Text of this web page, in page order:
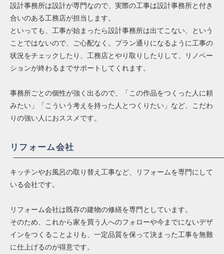
設計事務所は設計が専門なので、実際の工事は設計事務所と付き
合いのある工務店が担当します。
といっても、工事が始まったら設計事務所は出てこない、という
ことではないので、ご心配なく。プラン通りになるように工事の
状況をチェックしたり、工務店とやり取りしたりして、リノベー
ションが終わるまでサポートしてくれます。
事務所ごとの個性が強く出るので、「この作品をつくった人に頼
みたい」「こういう考えを持った人とつくりたい」など、こだわ
りの強い人におススメです。
リフォーム会社
キッチンやお風呂の取り替え工事など、リフォームを専門にして
いる会社です。
リフォーム会社は既存の建物の修繕を専門としています。
そのため、これから家を買う人へのフォローや今までにないデザ
インをつくることよりも、一定品質を保って決まった工事を無難
に仕上げるのが得意です。